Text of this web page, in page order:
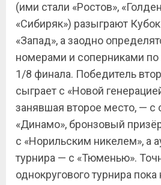
(ими стали «Ростов»,
«Сибиряк») разыграют
«Запад», а заодно
номерами и соперниками
1/8 финала. Победитель
сыграет с «Новой
занявшая второе место, — с
«Динамо», бронзовый
с «Норильским никелем», а
турнира — с «Тюменью».
однокругового турнира